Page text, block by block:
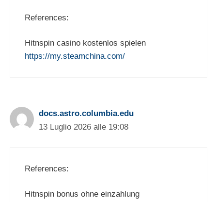
References:
Hitnspin casino kostenlos spielen
https://my.steamchina.com/
docs.astro.columbia.edu
13 Luglio 2026 alle 19:08
References:
Hitnspin bonus ohne einzahlung